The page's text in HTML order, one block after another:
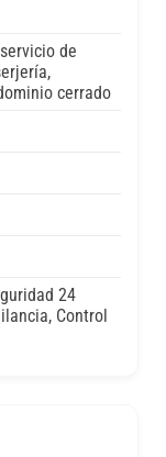
de
cerrado
24
Control